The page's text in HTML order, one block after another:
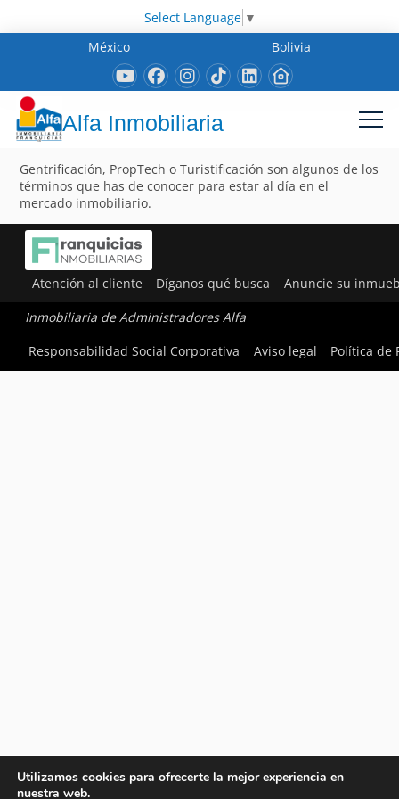
Select Language ▼
México
Bolivia
Alfa Inmobiliaria
Gentrificación, PropTech o Turistificación son algunos de los
términos que has de conocer para estar al día en el
mercado inmobiliario.
Atención al cliente Díganos qué busca Anuncie su
Inmobiliaria de Administradores Alfa
Responsabilidad Social Corporativa
Aviso legal Política de
Utilizamos cookies para ofrecerte la mejor experiencia en
nuestra web.